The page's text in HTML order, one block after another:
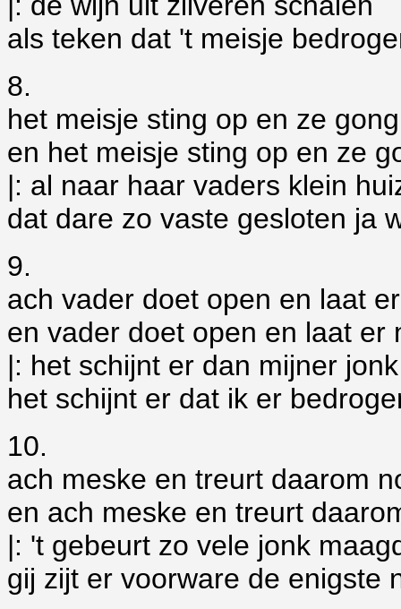
als teken dat 't meisje
8.
het meisje sting op en ze
en het meisje sting op en ze
|: al naar haar vaders klein
dat dare zo vaste gesloten ja
9.
ach vader doet open en laat
en vader doet open en laat er
|: het schijnt er dan mijner
het schijnt er dat ik er
10.
ach meske en treurt daarom
en ach meske en treurt
|: 't gebeurt zo vele jonk
gij zijt er voorware de enigste